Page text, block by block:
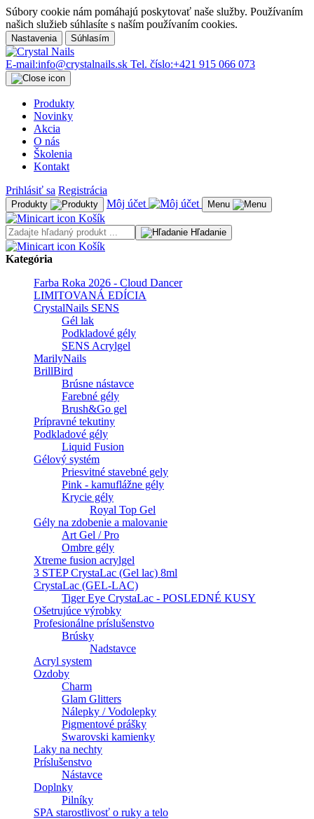
Súbory cookie nám pomáhajú poskytovať naše služby. Používaním
našich služieb súhlasíte s naším používaním cookies.
Nastavenia Súhlasím
E-mail:info@crystalnails.sk Tel. číslo:+421 915 066 073
Produkty
Novinky
Akcia
O nás
Školenia
Kontakt
Prihlásiť sa Registrácia
Produkty Môj účet Menu
Košík
Hľadanie
Košík
Kategória
Farba Roka 2026 - Cloud Dancer
LIMITOVANÁ EDÍCIA
CrystalNails SENS
Gél lak
Podkladové gély
SENS Acrylgel
MarilyNails
BrillBird
Brúsne nástavce
Farebné gély
Brush&Go gel
Prípravné tekutiny
Podkladové gély
Liquid Fusion
Gélový systém
Priesvitné stavebné gely
Pink - kamuflážne gély
Krycie gély
Royal Top Gel
Gély na zdobenie a malovanie
Art Gel / Pro
Ombre gély
Xtreme fusion acrylgel
3 STEP CrystaLac (Gel lac) 8ml
CrystaLac (GEL-LAC)
Tiger Eye CrystaLac - POSLEDNÉ KUSY
Ošetrujúce výrobky
Profesionálne príslušenstvo
Brúsky
Nadstavce
Acryl system
Ozdoby
Charm
Glam Glitters
Nálepky / Vodolepky
Pigmentové prášky
Swarovski kamienky
Laky na nechty
Príslušenstvo
Nástavce
Doplnky
Pilníky
SPA starostlivosť o ruky a telo